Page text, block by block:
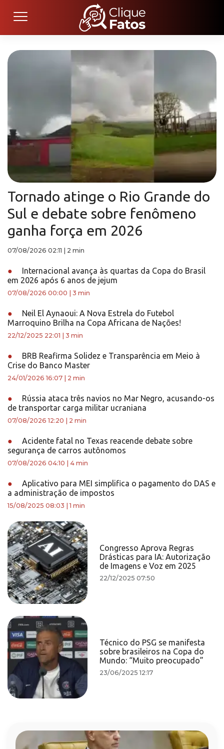
Tornado atinge o Rio Grande do
Sul e debate sobre fenômeno
ganha força em 2026
07/08/2026 02:11 2 min
●
Internacional avança às quartas da Copa do Brasil
em 2026 após 6 anos de jejum
07/08/2026 00:00 3 min
●
Neil El Aynaoui: A Nova Estrela do Futebol
Marroquino Brilha na Copa Africana de Nações!
22/12/2025 22:01 3 min
●
BRB Reafirma Solidez e Transparência em Meio à
Crise do Banco Master
24/01/2026 16:07 2 min
●
Rússia ataca três navios no Mar Negro, acusando-os
de transportar carga militar ucraniana
07/08/2026 12:20 2 min
●
Acidente fatal no Texas reacende debate sobre
segurança de carros autônomos
07/08/2026 04:10 4 min
●
Aplicativo para MEI simplifica o pagamento do DAS e
a administração de impostos
15/08/2025 08:03 |1 min
Congresso Aprova Regras
Drásticas para IA: Autorização
de Imagens e Voz em 2025
22/12/2025 07:50
Técnico do PSG se manifesta
sobre brasileiros na Copa do
Mundo: “Muito preocupado”
23/06/2025 12:17